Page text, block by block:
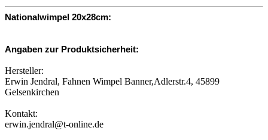
Nationalwimpel 20x28cm:
Angaben zur Produktsicherheit:
Hersteller:
Erwin Jendral, Fahnen Wimpel Banner,Adlerstr.4, 45899
Gelsenkirchen
Kontakt:
erwin.jendral@t-online.de